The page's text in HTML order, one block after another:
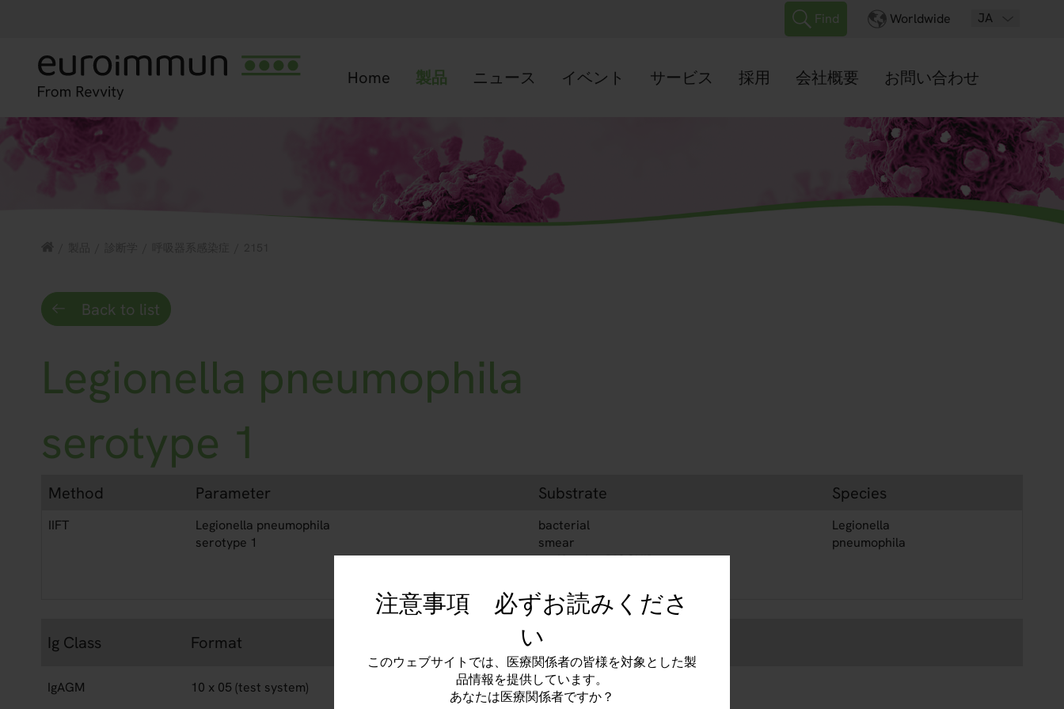
注意事項 必ずお読みくださ
い
このウェブサイトでは、医療関係者の皆様を対象とした製
品情報を提供しています。
あなたは医療関係者ですか？
Find Worldwide JA
Home 製品 ニュース イベント サービス 採用 会社概要 お問い合わせ
Back to list
Legionella pneumophila
serotype 1
Method
IIFT
Parameter
Legionella pneumophila
serotype 1
Substrate
bacterial
smear
verification BIOCHIP
Species
Legionella
pneumophila
Ig Class Format
IgAGM 10 x 05 (test system)